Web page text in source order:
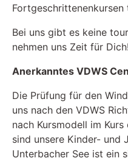
Fortgeschrittenenkursen
Bei uns gibt es keine
nehmen uns Zeit für Dich!
Anerkanntes VDWS
Die Prüfung für den
uns nach den VDWS
nach Kursmodell im
sind unsere Kinder- und
Unterbacher See ist ein